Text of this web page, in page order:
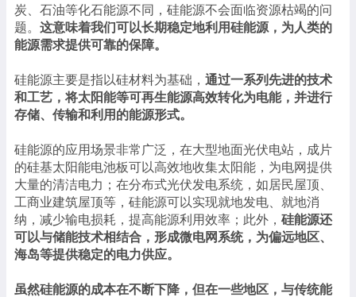
炭、石油等化石能源不同，硅能源不会面临资源枯竭的问
题。 这意味着我们可以长期稳定地利用硅能源，为人类的
能源需求提供可靠的保障。
硅能源主要是指以硅材料为基础， 通过一系列先进的技术
和工艺，将太阳能等可再生能源高效转化为电能，并进行
存储、传输和利用的能源形式。
硅能源的应用场景非常广泛，在大型地面光伏电站，成片
的硅基太阳能电池板可以高效地收集太阳能，为电网提供
大量的清洁电力；在分布式光伏发电系统，如居民屋顶、
工商业建筑屋顶等，硅能源可以实现就地发电、就地消
纳，减少输电损耗，提高能源利用效率；此外， 硅能源还
可以与储能技术相结合，形成微电网系统，为偏远地区、
海岛等提供稳定的电力供应。
虽然硅能源的成本在不断下降，但在一些地区，与传统能